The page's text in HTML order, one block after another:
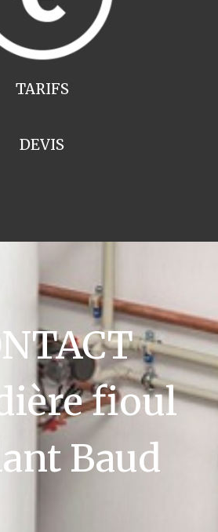
TARIFS
DEVIS
fioul
Baud